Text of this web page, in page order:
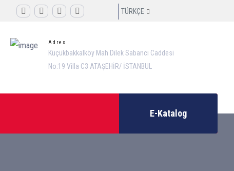
TÜRKÇE
Adres
Küçükbakkalköy Mah Dilek Sabancı Caddesi
No:19 Villa C3 ATAŞEHİR/ İSTANBUL
E-Katalog